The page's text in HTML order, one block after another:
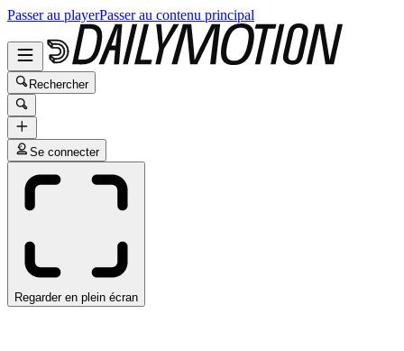
Passer au playerPasser au contenu principal
Rechercher
Se connecter
Regarder en plein écran